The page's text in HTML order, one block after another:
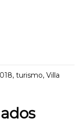
, turismo, Villa